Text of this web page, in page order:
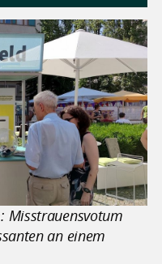
Misstrauensvotum
an einem